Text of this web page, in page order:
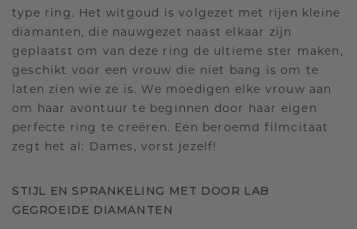
type ring. Het witgoud is volgezet met rijen kleine
diamanten, die nauwgezet naast elkaar zijn
geplaatst om van deze ring de ultieme ster maken,
geschikt voor een vrouw die niet bang is om te
laten zien wie ze is. We moedigen elke vrouw aan
om haar avontuur te beginnen door haar eigen
perfecte ring te creëren. Een beroemd filmcitaat
zegt het al: Dames, vorst jezelf!
STIJL EN SPRANKELING MET DOOR LAB
GEGROEIDE DIAMANTEN